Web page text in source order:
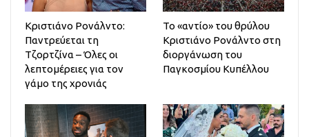
Κριστιάνο Ρονάλντο:
Παντρεύεται τη
Τζορτζίνα – Όλες οι
λεπτομέρειες για τον
γάμο της χρονιάς
Το «αντίο» του θρύλου
Κριστιάνο Ρονάλντο στη
διοργάνωση του
Παγκοσμίου Κυπέλλου